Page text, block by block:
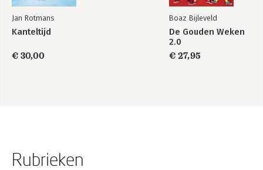
Jan Rotmans
Kanteltijd
€ 30,00
Boaz Bijleveld
De Gouden Weken
2.0
€ 27,95
Rubrieken